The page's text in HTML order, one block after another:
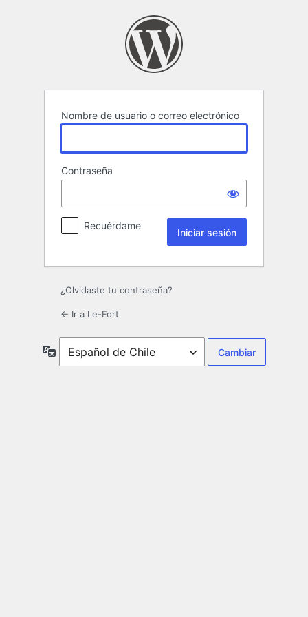
Nombre de usuario o correo electrónico
Contraseña
Recuérdame
¿Olvidaste tu contraseña?
← Ir a Le-Fort
Idioma